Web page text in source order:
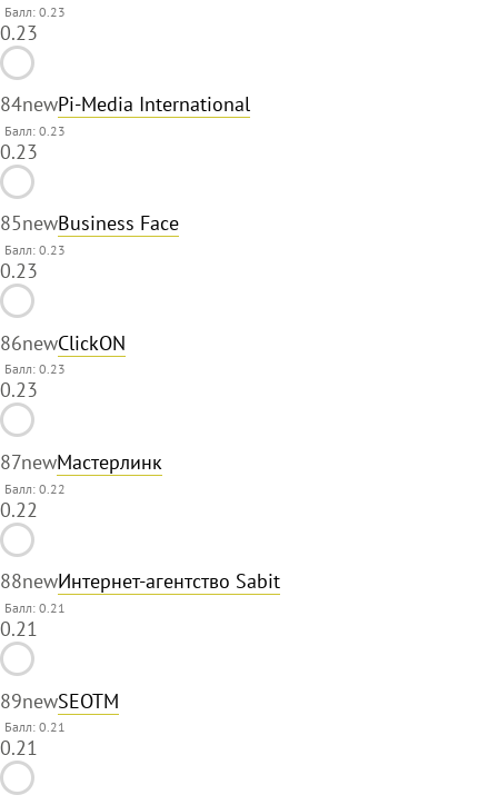
Балл: 0.23
0.23
84newPi-Media International
Балл: 0.23
0.23
85newBusiness Face
Балл: 0.23
0.23
86newClickON
Балл: 0.23
0.23
87newМастерлинк
Балл: 0.22
0.22
88newИнтернет-агентство Sabit
Балл: 0.21
0.21
89newSEOTM
Балл: 0.21
0.21